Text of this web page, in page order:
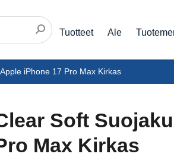
Tuotteet Ale
iPhone 17 Pro Max Kirkas
Soft
Max Kirkas